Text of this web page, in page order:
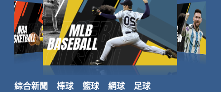
綜合新聞 棒球 籃球 網球 足球